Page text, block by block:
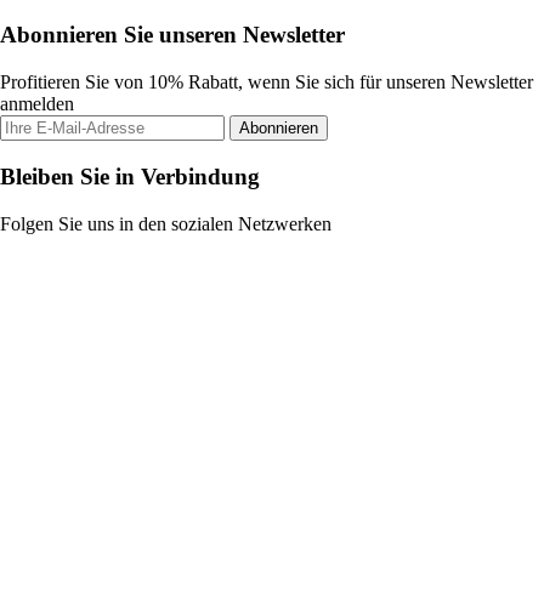
Abonnieren Sie unseren Newsletter
Profitieren Sie von 10% Rabatt, wenn Sie sich für unseren Newsletter
anmelden
Abonnieren
Bleiben Sie in Verbindung
Folgen Sie uns in den sozialen Netzwerken